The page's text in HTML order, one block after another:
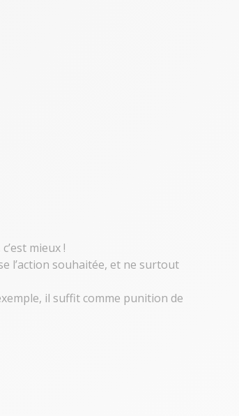
mieux !
l’action souhaitée, et ne surtout
il suffit comme punition de